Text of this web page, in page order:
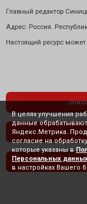
Главный редактор
Адрес: Россия.
Настоящий ресурс
В целях улучшения
данные
Яндекс.Метрика.
согласие на
которые указаны в
Персональных
в настройках Вашего